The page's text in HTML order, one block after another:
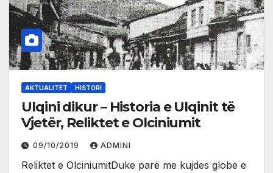
AKTUALITET HISTORI
Ulqini dikur – Historia e Ulqinit të
Vjetër, Reliktet e Olciniumit
09/10/2019 ADMINI
Reliktet e OlciniumitDuke parë me kujdes globe e